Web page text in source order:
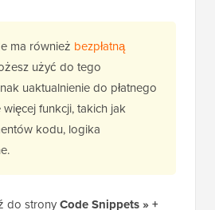
ma również bezpłatną
użyć do tego
uaktualnienie do płatnego
funkcji, takich jak
kodu, logika
do stronyCode Snippets » +